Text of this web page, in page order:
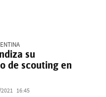
su
de scouting en
16:45